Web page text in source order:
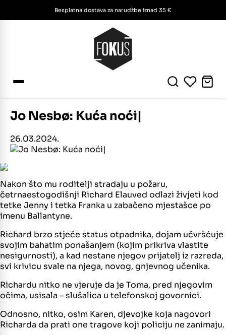
Besplatna dostava za narudžbe iznad 35 €
Jo Nesbø: Kuća noći|
26.03.2024.
Nakon što mu roditelji stradaju u požaru,
četrnaestogodišnji Richard Elauved odlazi živjeti kod
tetke Jenny i tetka Franka u zabačeno mjestašce po
imenu Ballantyne.
Richard brzo stječe status otpadnika, dojam učvršćuje
svojim bahatim ponašanjem (kojim prikriva vlastite
nesigurnosti), a kad nestane njegov prijatelj iz razreda,
svi krivicu svale na njega, novog, gnjevnog učenika.
Richardu nitko ne vjeruje da je Toma, pred njegovim
očima, usisala – slušalica u telefonskoj govornici.
Odnosno, nitko, osim Karen, djevojke koja nagovori
Richarda da prati one tragove koji policiju ne zanimaju.